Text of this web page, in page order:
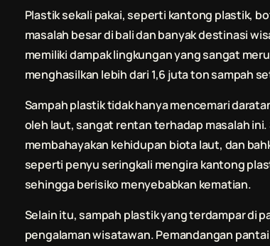
Plastik sekali pakai, seperti kantong plastik,
masalah besar dibalidan banyak destinasi
memiliki dampak lingkungan yang sangat
menghasilkan lebih dari 1,6 juta ton sampah
Sampah plastik tidak hanya mencemari
oleh laut, sangat rentan terhadap masalah
membahayakan kehidupan biota laut, dan
seperti penyu seringkali mengira kantong
sehingga berisiko menyebabkan kematian.
Selain itu, sampah plastik yang terdampar di
pengalaman wisatawan. Pemandangan